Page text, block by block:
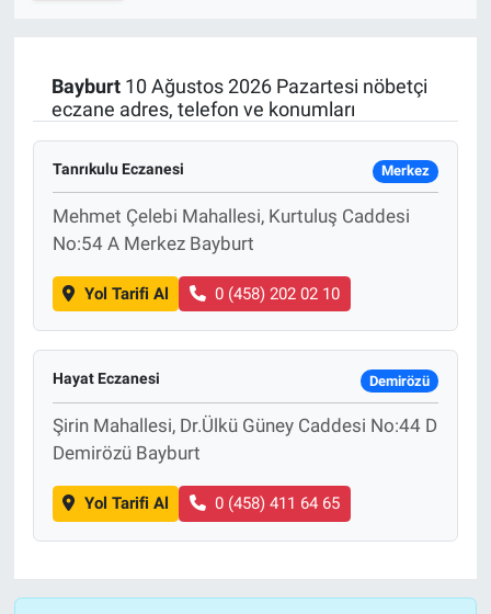
Bayburt10 Ağustos 2026 Pazartesi nöbetçi
eczane adres, telefon ve konumları
Tanrıkulu Eczanesi Merkez
Mehmet Çelebi Mahallesi, Kurtuluş Caddesi
No:54 A Merkez Bayburt
Yol Tarifi Al 0 (458) 202 02 10
Hayat Eczanesi Demirözü
Şirin Mahallesi, Dr.Ülkü Güney Caddesi No:44 D
Demirözü Bayburt
Yol Tarifi Al 0 (458) 411 64 65
RESMİ İLANLAR